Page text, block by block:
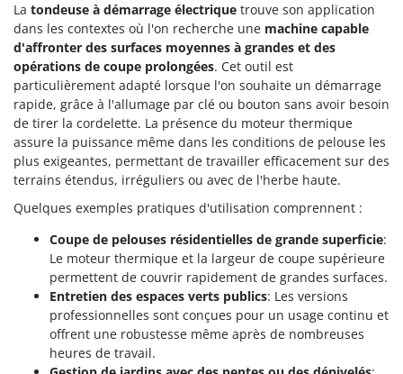
La tondeuse à démarrage électrique trouve son application
dans les contextes où l'on recherche une machine capable
d'affronter des surfaces moyennes à grandes et des
opérations de coupe prolongées. Cet outil est
particulièrement adapté lorsque l'on souhaite un démarrage
rapide, grâce à l'allumage par clé ou bouton sans avoir besoin
de tirer la cordelette. La présence du moteur thermique
assure la puissance même dans les conditions de pelouse les
plus exigeantes, permettant de travailler efficacement sur des
terrains étendus, irréguliers ou avec de l'herbe haute.
Quelques exemples pratiques d'utilisation comprennent :
Coupe de pelouses résidentielles de grande superficie:
Le moteur thermique et la largeur de coupe supérieure
permettent de couvrir rapidement de grandes surfaces.
Entretien des espaces verts publics: Les versions
professionnelles sont conçues pour un usage continu et
offrent une robustesse même après de nombreuses
heures de travail.